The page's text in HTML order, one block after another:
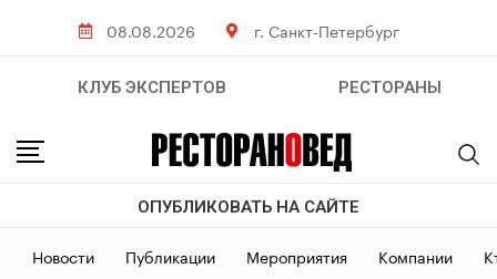
08.08.2026 г. Санкт-Петербург
КЛУБ ЭКСПЕРТОВ РЕСТОРАНЫ
ОПУБЛИКОВАТЬ НА САЙТЕ
Новости Публикации Мероприятия Компании